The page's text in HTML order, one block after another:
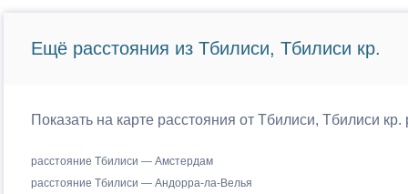
Ещё расстояния из Тбилиси, Тбилиси кр.
Показать на карте расстояния от Тбилиси, Тбилиси
расстояние Тбилиси — Амстердам
расстояние Тбилиси — Андорра-ла-Велья